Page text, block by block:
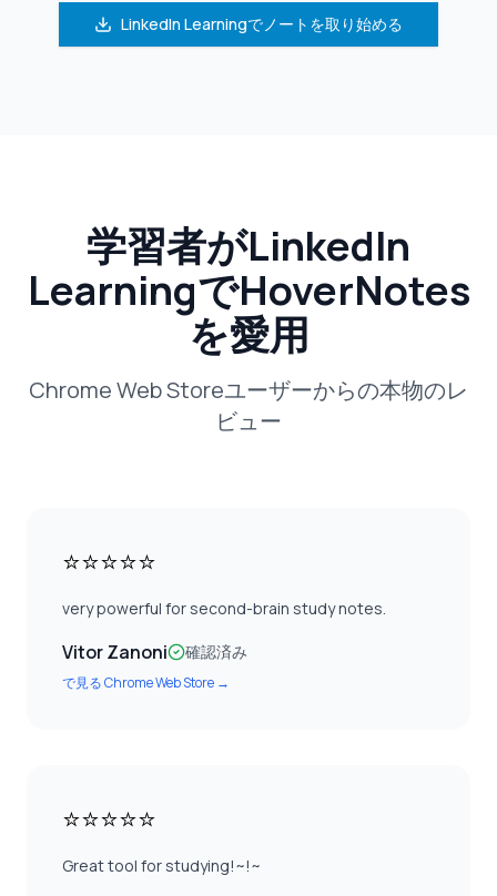
LinkedIn Learningでノートを取り始める
学習者がLinkedIn
LearningでHoverNotes
を愛用
Chrome Web Storeユーザーからの本物のレ
ビュー
⭐⭐⭐⭐⭐
very powerful for second-brain study notes.
Vitor Zanoni 確認済み
で見るChrome Web Store →
⭐⭐⭐⭐⭐
Great tool for studying!~!~